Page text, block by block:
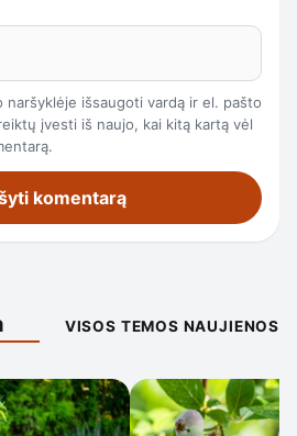
išsaugoti vardą ir el. pašto
įvesti iš naujo, kai kitą kartą vėl
VISOS TEMOS NAUJIENOS